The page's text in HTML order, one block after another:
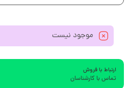
موجود نیست
ارتباط با فروش
تماس با کارشناسان